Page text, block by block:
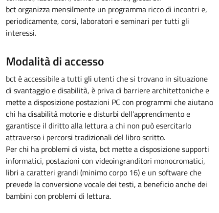
bct organizza mensilmente un programma ricco di incontri e,
periodicamente, corsi, laboratori e seminari per tutti gli
interessi.
Modalità di accesso
bct è accessibile a tutti gli utenti che si trovano in situazione
di svantaggio e disabilità, è priva di barriere architettoniche e
mette a disposizione postazioni PC con programmi che aiutano
chi ha disabilità motorie e disturbi dell'apprendimento e
garantisce il diritto alla lettura a chi non può esercitarlo
attraverso i percorsi tradizionali del libro scritto.
Per chi ha problemi di vista, bct mette a disposizione supporti
informatici, postazioni con videoingranditori monocromatici,
libri a caratteri grandi (minimo corpo 16) e un software che
prevede la conversione vocale dei testi, a beneficio anche dei
bambini con problemi di lettura.